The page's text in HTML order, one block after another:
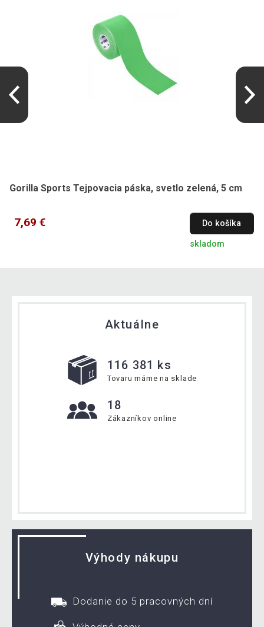
Gorilla Sports Tejpovacia páska, svetlo zelená, 5 cm
7,69 € Do košíka
skladom
Aktuálne
116 381 ks
Tovaru máme na sklade
18
Zákazníkov online
Výhody nákupu
Dodanie do 5 pracovných dní